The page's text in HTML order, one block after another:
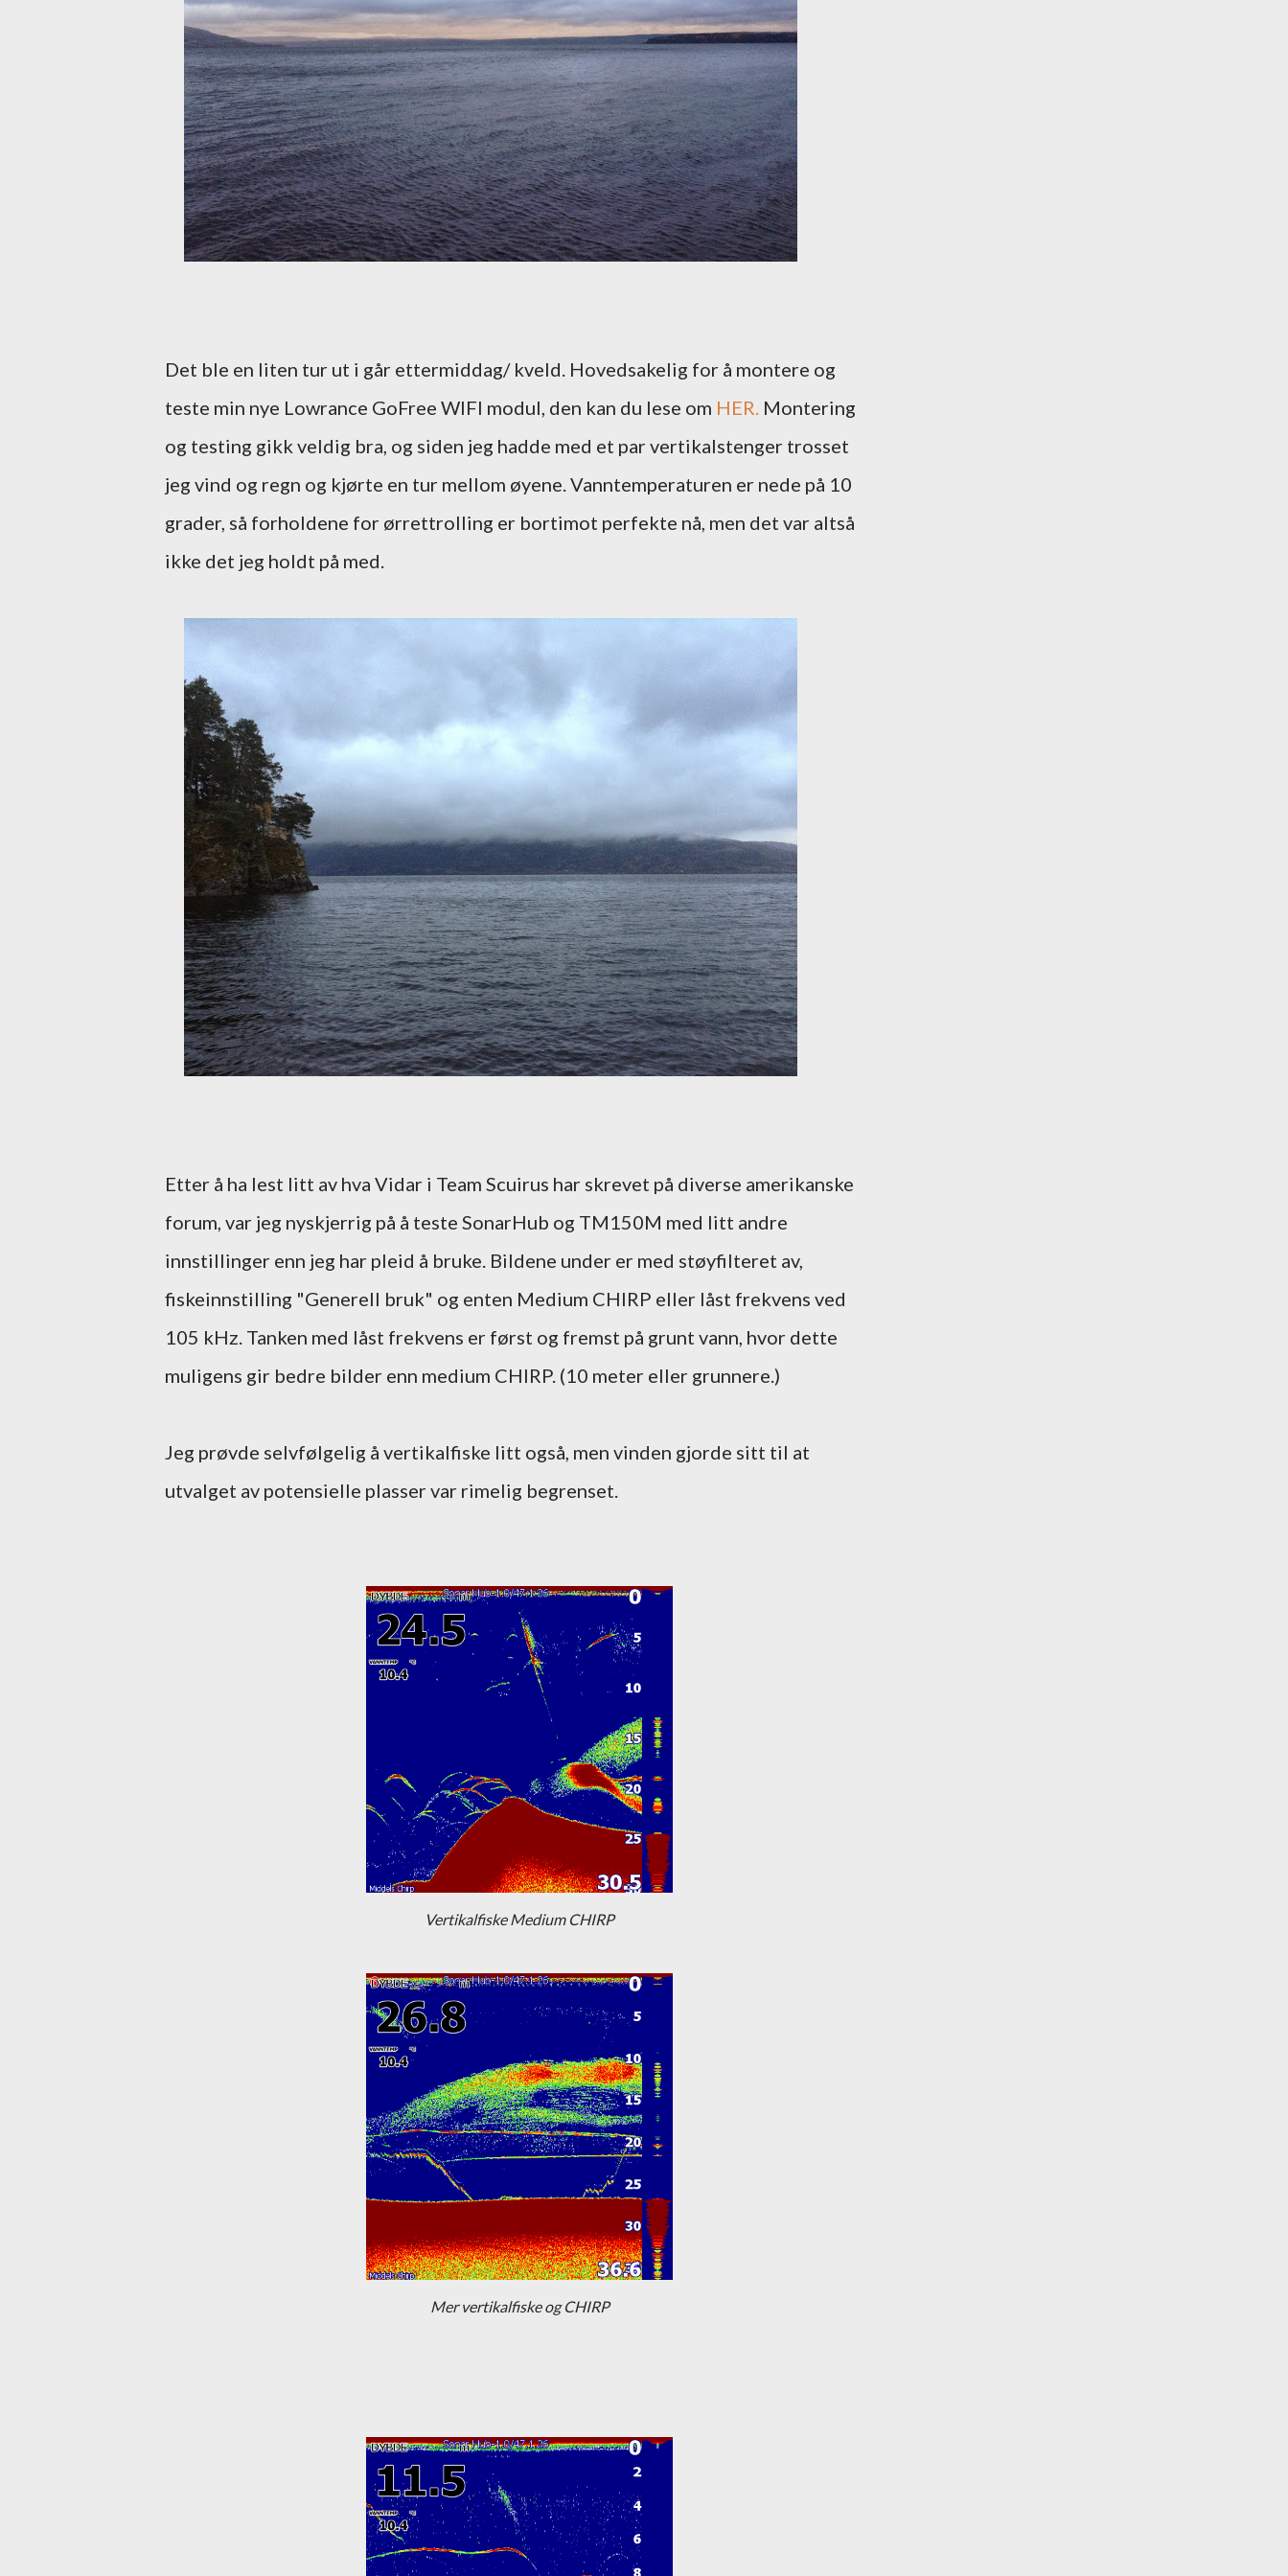
Det ble en liten tur ut i går ettermiddag/ kveld. Hovedsakelig for å montere og
teste min nye Lowrance GoFree WIFI modul, den kan du lese om HER. Montering
og testing gikk veldig bra, og siden jeg hadde med et par vertikalstenger trosset
jeg vind og regn og kjørte en tur mellom øyene. Vanntemperaturen er nede på 10
grader, så forholdene for ørrettrolling er bortimot perfekte nå, men det var altså
ikke det jeg holdt på med.
Etter å ha lest litt av hva Vidar i Team Scuirus har skrevet på diverse amerikanske
forum, var jeg nyskjerrig på å teste SonarHub og TM150M med litt andre
innstillinger enn jeg har pleid å bruke. Bildene under er med støyfilteret av,
fiskeinnstilling "Generell bruk" og enten Medium CHIRP eller låst frekvens ved
105 kHz. Tanken med låst frekvens er først og fremst på grunt vann, hvor dette
muligens gir bedre bilder enn medium CHIRP. (10 meter eller grunnere.)
Jeg prøvde selvfølgelig å vertikalfiske litt også, men vinden gjorde sitt til at
utvalget av potensielle plasser var rimelig begrenset.
Vertikalfiske Medium CHIRP
Mer vertikalfiske og CHIRP